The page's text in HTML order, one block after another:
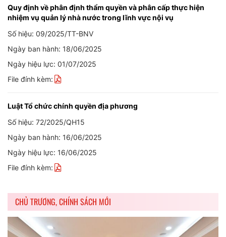
Quy định về phân định thẩm quyền và phân cấp thực hiện
nhiệm vụ quản lý nhà nước trong lĩnh vực nội vụ
Số hiệu: 09/2025/TT-BNV
Ngày ban hành: 18/06/2025
Ngày hiệu lực: 01/07/2025
File đính kèm:
Luật Tổ chức chính quyền địa phương
Số hiệu: 72/2025/QH15
Ngày ban hành: 16/06/2025
Ngày hiệu lực: 16/06/2025
File đính kèm:
CHỦ TRƯƠNG, CHÍNH SÁCH MỚI